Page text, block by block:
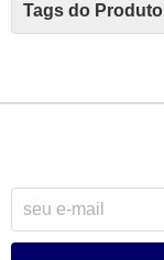
Tags do Produto